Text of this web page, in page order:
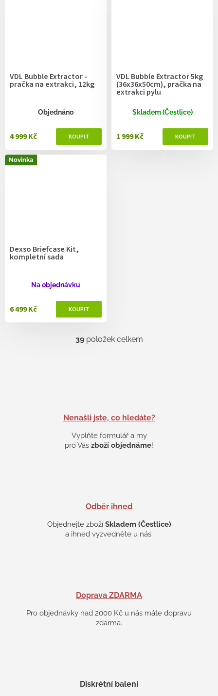
VDL Bubble Extractor -
pračka na extrakci, 12kg
Objednáno
4 999 Kč
VDL Bubble Extractor 5kg
(36x36x50cm), pračka na
extrakci pylu
Skladem (Čestlice)
1 999 Kč
Novinka
Dexso Briefcase Kit,
kompletní sada
Na objednávku
6 499 Kč
O
p
v
k
s
u
39položek celkem
Nenašli jste, co hledáte?
Vyplňte formulář a my
pro Vás zboží objednáme!
Odběr ihned
Objednejte zboží Skladem (Čestlice)
a ihned vyzvedněte u nás.
Doprava ZDARMA
Pro objednávky nad 2000 Kč u nás máte dopravu
zdarma.
Diskrétní balení